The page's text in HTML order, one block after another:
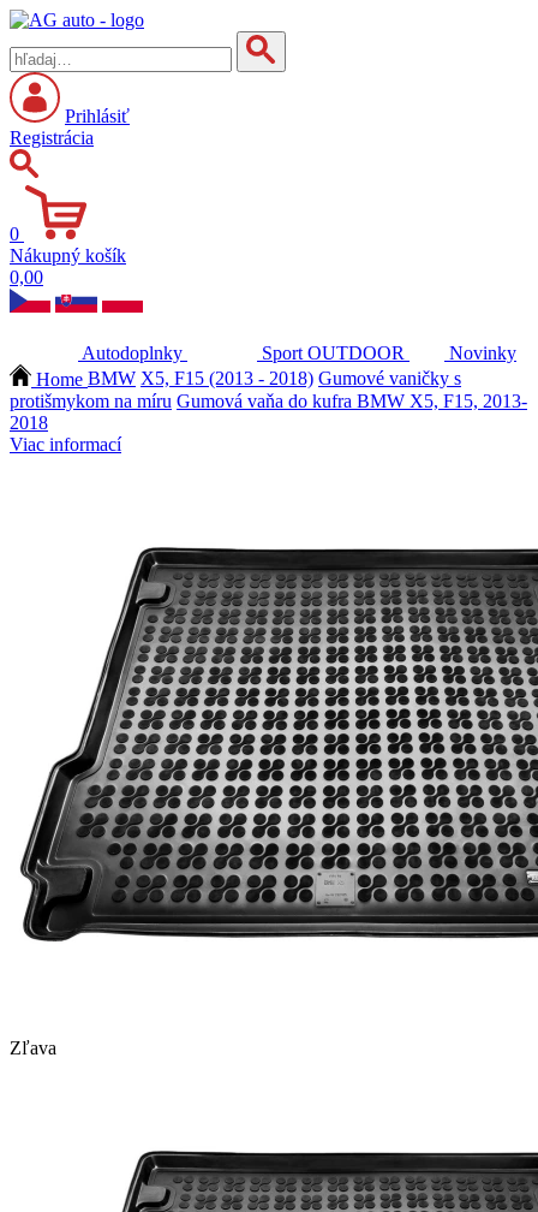
Prihlásiť
Registrácia
0
Nákupný košík
0,00
Autodoplnky Sport OUTDOOR
Novinky
Home BMW X5, F15 (2013 - 2018) Gumové vaničky s
protišmykom na míru Gumová vaňa do kufra BMW X5, F15, 2013-
2018
Viac informací
Zľava